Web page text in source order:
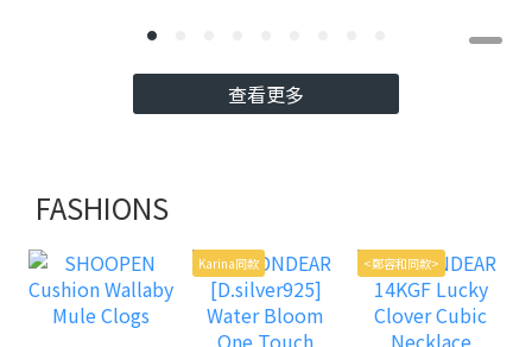
查看更多
FASHIONS
Karina同款 <鄭容和同款>